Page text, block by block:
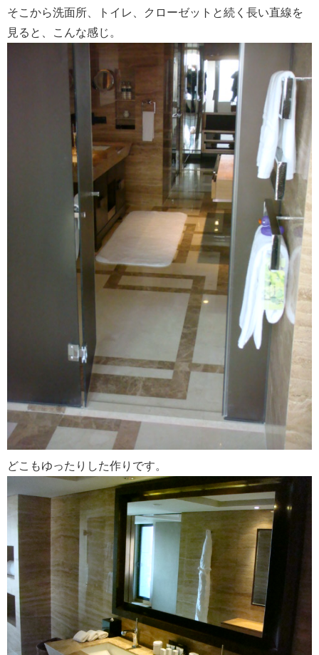
そこから洗面所、トイレ、クローゼットと続く長い直線を
見ると、こんな感じ。
どこもゆったりした作りです。